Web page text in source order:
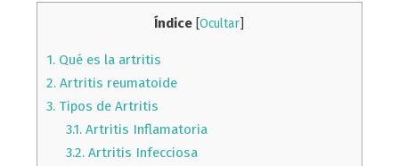
Índice [Ocultar]
1.Qué es la artritis
2.Artritis reumatoide
3.Tipos de Artritis
3.1. Artritis Inflamatoria
3.2. Artritis Infecciosa